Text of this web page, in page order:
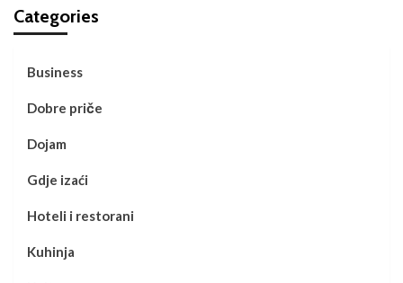
Categories
Business
Dobre priče
Dojam
Gdje izaći
Hoteli i restorani
Kuhinja